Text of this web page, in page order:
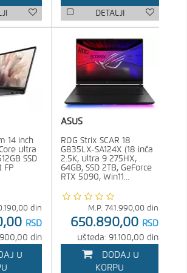
DETALJI
14 inch
Ultra
SSD
FP
din
RSD
din
U
ASUS
ROG Strix SCAR 18
G835LX-SA124X (18 inča
2.5K, Ultra 9 275HX,
64GB, SSD 2TB, GeForce
RTX 5090, Win11...
M.P. 741.990,00 din
650.890,00 RSD
Ušteda: 91.100,00 din
DODAJ U
KORPU